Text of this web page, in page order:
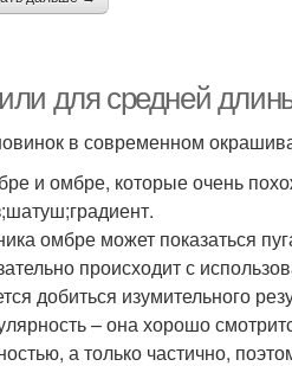
для средней
в современном
и омбре, которые очень
омбре может показаться
происходит с
добиться изумительного
– она хорошо
а только частично,